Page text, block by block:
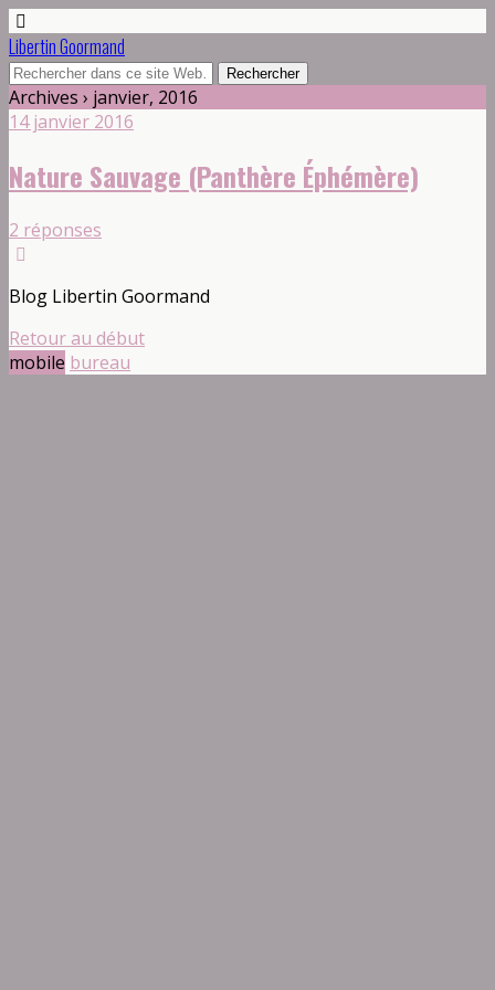
Libertin Goormand
Archives › janvier, 2016
14 janvier 2016
Nature Sauvage (Panthère Éphémère)
2 réponses
Blog Libertin Goormand
Retour au début
mobile bureau